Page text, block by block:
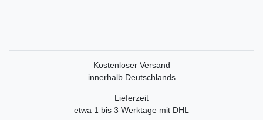
Kostenloser Versand
innerhalb Deutschlands
Lieferzeit
etwa 1 bis 3 Werktage mit DHL